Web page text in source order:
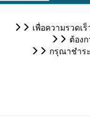
เพื่อความรวด
ต้อง
กรุณาชำร